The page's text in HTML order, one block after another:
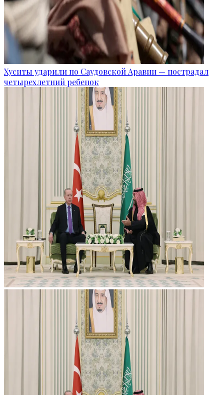
Хуситы ударили по Саудовской Аравии — пострадал
четырехлетний ребенок